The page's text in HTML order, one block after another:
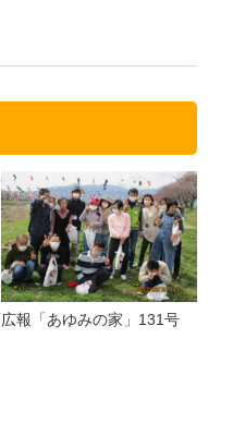
広報「あゆみの家」131号